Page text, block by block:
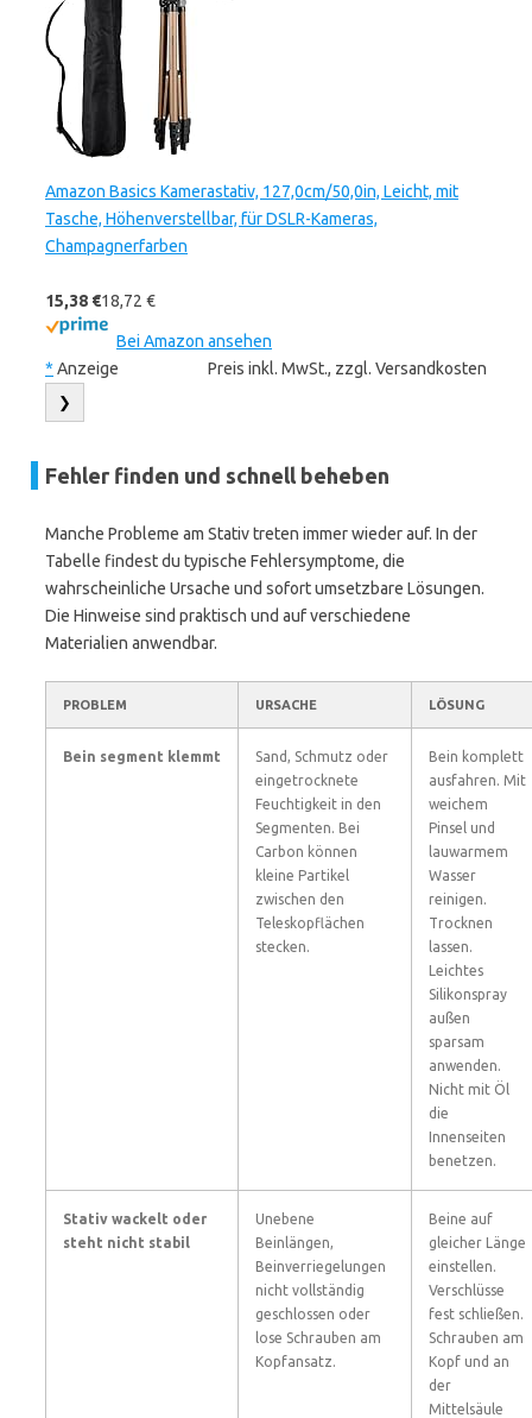
Amazon Basics Kamerastativ, 127,0cm/50,0in, Leicht, mit
Tasche, Höhenverstellbar, für DSLR-Kameras,
Champagnerfarben
15,38 €18,72 €
Bei Amazon ansehen
* Anzeige Preis inkl. MwSt., zzgl. Versandkosten
❯
Fehler finden und schnell beheben
Manche Probleme am Stativ treten immer wieder auf. In der
Tabelle findest du typische Fehlersymptome, die
wahrscheinliche Ursache und sofort umsetzbare Lösungen.
Die Hinweise sind praktisch und auf verschiedene
Materialien anwendbar.
PROBLEM URSACHE LÖSUNG
Bein segment klemmt
Sand, Schmutz oder
eingetrocknete
Feuchtigkeit in den
Segmenten. Bei
Carbon können
kleine Partikel
zwischen den
Teleskopflächen
stecken.
Bein komplett
ausfahren. Mit
weichem
Pinsel und
lauwarmem
Wasser
reinigen.
Trocknen
lassen.
Leichtes
Silikonspray
außen
sparsam
anwenden.
Nicht mit Öl
die
Innenseiten
benetzen.
Stativ wackelt oder
steht nicht stabil
Unebene
Beinlängen,
Beinverriegelungen
nicht vollständig
geschlossen oder
lose Schrauben am
Kopfansatz.
Beine auf
gleicher Länge
einstellen.
Verschlüsse
fest schließen.
Schrauben am
Kopf und an
der
Mittelsäule